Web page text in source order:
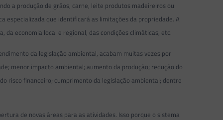
a produção de grãos, carne, leite produtos madeireiros ou
especializada que identificará as limitações da propriedade. A
da economia local e regional, das condições climáticas, etc.
da legislação ambiental, acabam muitas vezes por
menor impacto ambiental; aumento da produção; redução do
risco financeiro; cumprimento da legislação ambiental; dentre
de novas áreas para as atividades. Isso porque o sistema